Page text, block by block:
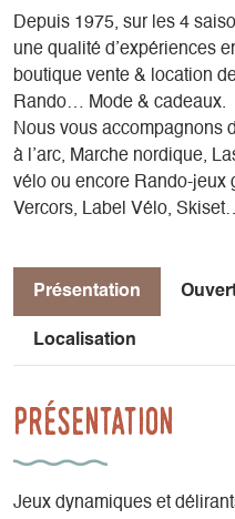
Depuis 1975, sur les 4
une qualité d’expériences
boutique vente & location
Rando… Mode & cadeaux.
Nous vous accompagnons
à l’arc, Marche nordique,
vélo ou encore Rando-jeux
Vercors, Label Vélo,
Présentation
Localisation
Présentation
Jeux dynamiques et